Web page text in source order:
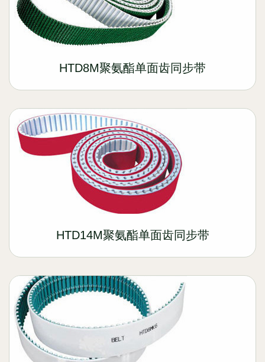
HTD8M聚氨酯单面齿同步带
HTD14M聚氨酯单面齿同步带